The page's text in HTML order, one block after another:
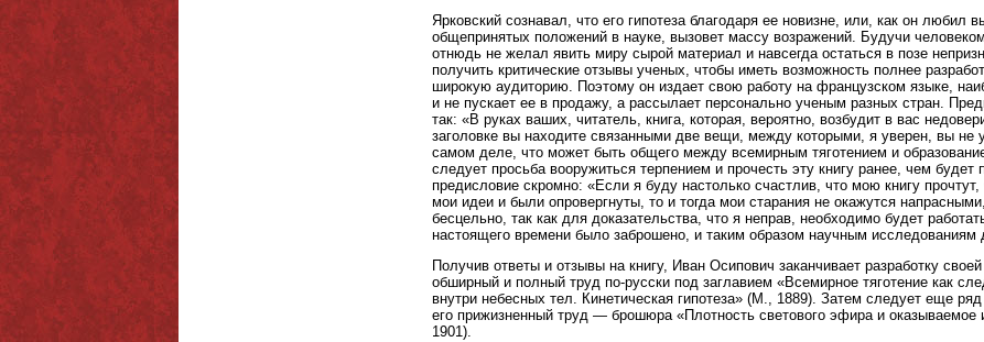
Ярковский сознавал, что его гипотеза благодаря ее новизне, или, как он любил
общепринятых положений в науке, вызовет массу возражений. Будучи
отнюдь не желал явить миру сырой материал и навсегда остаться в позе
получить критические отзывы ученых, чтобы иметь возможность полнее
широкую аудиторию. Поэтому он издает свою работу на французском языке,
и не пускает ее в продажу, а рассылает персонально ученым разных стран.
так: «В руках ваших, читатель, книга, которая, вероятно, возбудит в вас
заголовке вы находите связанными две вещи, между которыми, я уверен, вы не
самом деле, что может быть общего между всемирным тяготением и
следует просьба вооружиться терпением и прочесть эту книгу ранее, чем будет
предисловие скромно: «Если я буду настолько счастлив, что мою книгу
мои идеи и были опровергнуты, то и тогда мои старания не окажутся
бесцельно, так как для доказательства, что я неправ, необходимо будет
настоящего времени было заброшено, и таким образом научным исследованиям
Получив ответы и отзывы на книгу, Иван Осипович заканчивает разработку
обширный и полный труд по-русски под заглавием «Всемирное тяготение как
внутри небесных тел. Кинетическая гипотеза» (М., 1889). Затем следует еще
его прижизненный труд — брошюра «Плотность светового эфира и
1901).